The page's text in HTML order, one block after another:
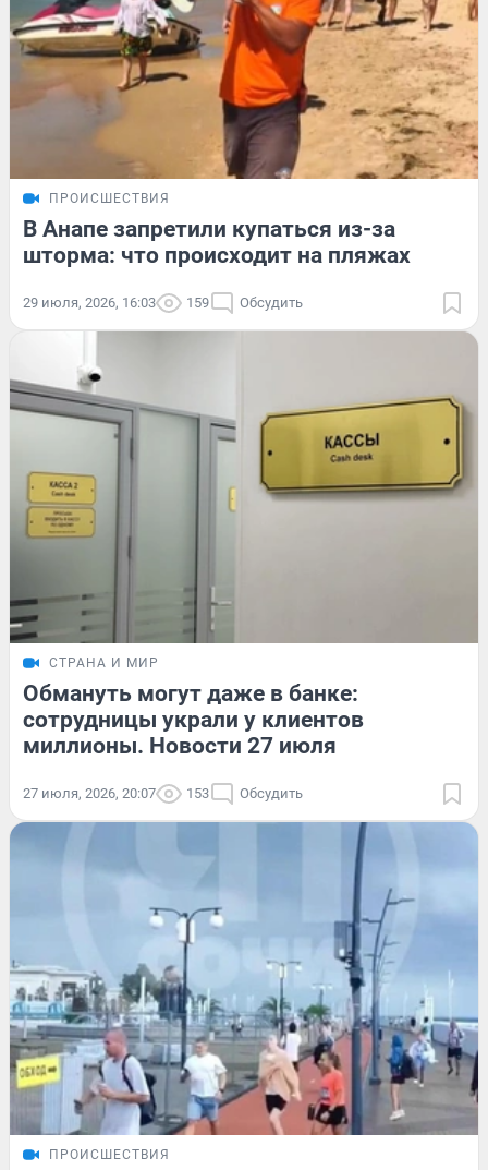
ПРОИСШЕСТВИЯ
В Анапе запретили купаться из-за
шторма: что происходит на пляжах
29 июля, 2026, 16:03 159 Обсудить
СТРАНА И МИР
Обмануть могут даже в банке:
сотрудницы украли у клиентов
миллионы. Новости 27 июля
27 июля, 2026, 20:07 153 Обсудить
ПРОИСШЕСТВИЯ